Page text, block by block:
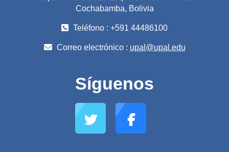
Cochabamba, Bolivia
Teléfono : +591 44486100
Correo electrónico : upal@upal.edu
Síguenos